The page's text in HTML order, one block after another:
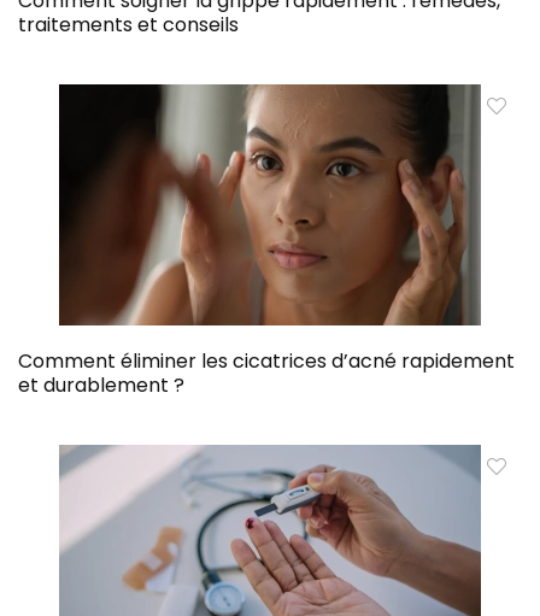
traitements et conseils
Comment éliminer les cicatrices d’acné rapidement
et durablement ?